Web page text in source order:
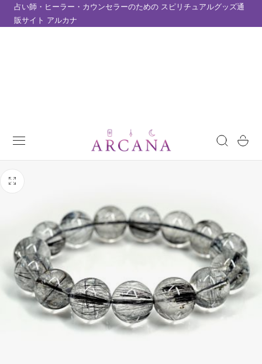
ツにスキップ
占い師・ヒーラー・カウンセラーのための スピリチュアルグッズ通
販サイト アルカナ
ー